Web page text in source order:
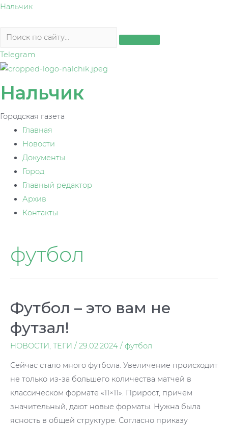
Перейти
содержимому
Нальчик
Telegram
Нальчик
Городская газета
Главная
Новости
Документы
Город
Главный редактор
Архив
Контакты
футбол
Футбол – это вам не
футзал!
НОВОСТИ, ТЕГИ / 29.02.2024 / футбол
Сейчас стало много футбола. Увеличение происходит
не только из-за большего количества матчей в
классическом формате «11×11». Прирост, причём
значительный, дают новые форматы. Нужна была
ясность в общей структуре. Согласно приказу